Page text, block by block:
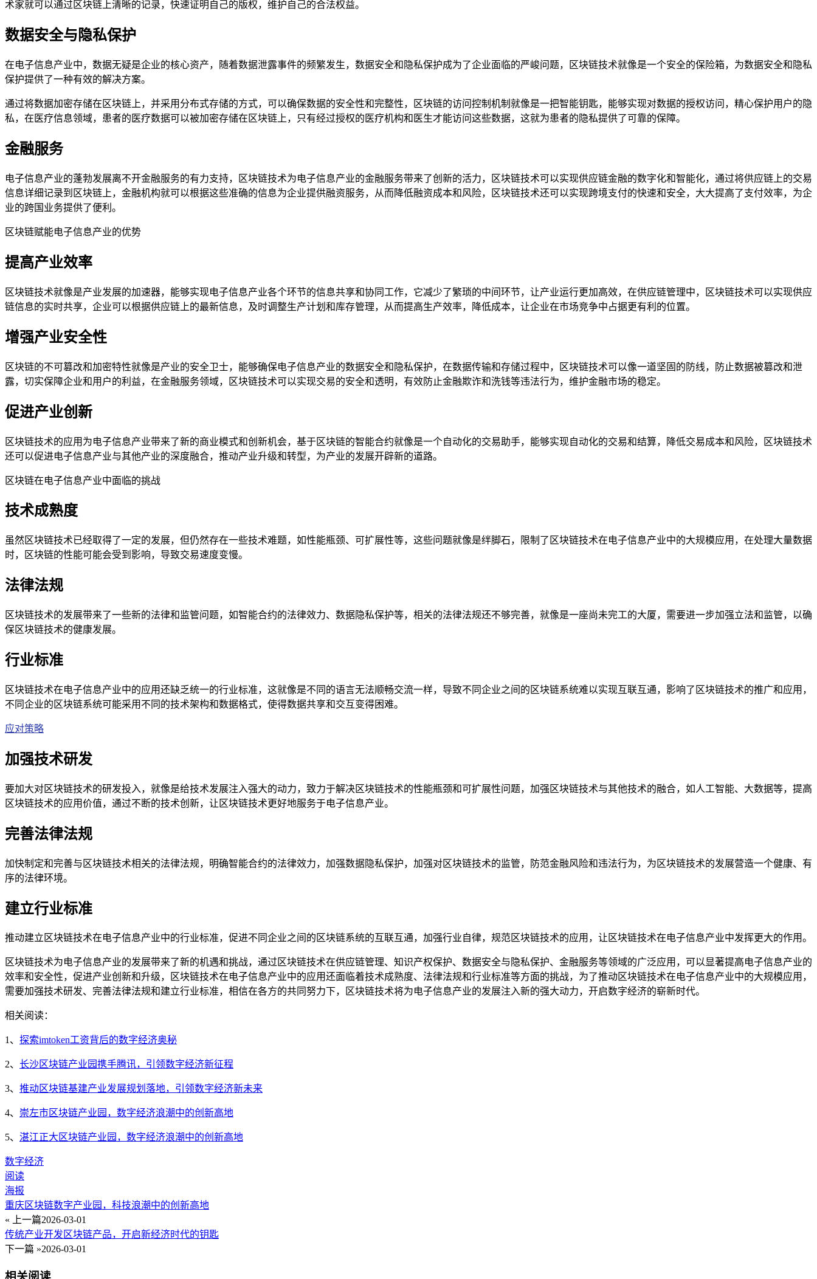
术家就可以通过区块链上清晰的记录，快速证明自己的版权，维护自己的合法权益。
数据安全与隐私保护
在电子信息产业中，数据无疑是企业的核心资产，随着数据泄露事件的频繁发生，数据安全和隐私保护成为了企业面临的严峻问题，区块链技术就像是一个安全的保险箱，为数据安全和隐私
保护提供了一种有效的解决方案。
通过将数据加密存储在区块链上，并采用分布式存储的方式，可以确保数据的安全性和完整性，区块链的访问控制机制就像是一把智能钥匙，能够实现对数据的授权访问，精心保护用户的隐
私，在医疗信息领域，患者的医疗数据可以被加密存储在区块链上，只有经过授权的医疗机构和医生才能访问这些数据，这就为患者的隐私提供了可靠的保障。
金融服务
电子信息产业的蓬勃发展离不开金融服务的有力支持，区块链技术为电子信息产业的金融服务带来了创新的活力，区块链技术可以实现供应链金融的数字化和智能化，通过将供应链上的交易
信息详细记录到区块链上，金融机构就可以根据这些准确的信息为企业提供融资服务，从而降低融资成本和风险，区块链技术还可以实现跨境支付的快速和安全，大大提高了支付效率，为企
业的跨国业务提供了便利。
区块链赋能电子信息产业的优势
提高产业效率
区块链技术就像是产业发展的加速器，能够实现电子信息产业各个环节的信息共享和协同工作，它减少了繁琐的中间环节，让产业运行更加高效，在供应链管理中，区块链技术可以实现供应
链信息的实时共享，企业可以根据供应链上的最新信息，及时调整生产计划和库存管理，从而提高生产效率，降低成本，让企业在市场竞争中占据更有利的位置。
增强产业安全性
区块链的不可篡改和加密特性就像是产业的安全卫士，能够确保电子信息产业的数据安全和隐私保护，在数据传输和存储过程中，区块链技术可以像一道坚固的防线，防止数据被篡改和泄
露，切实保障企业和用户的利益，在金融服务领域，区块链技术可以实现交易的安全和透明，有效防止金融欺诈和洗钱等违法行为，维护金融市场的稳定。
促进产业创新
区块链技术的应用为电子信息产业带来了新的商业模式和创新机会，基于区块链的智能合约就像是一个自动化的交易助手，能够实现自动化的交易和结算，降低交易成本和风险，区块链技术
还可以促进电子信息产业与其他产业的深度融合，推动产业升级和转型，为产业的发展开辟新的道路。
区块链在电子信息产业中面临的挑战
技术成熟度
虽然区块链技术已经取得了一定的发展，但仍然存在一些技术难题，如性能瓶颈、可扩展性等，这些问题就像是绊脚石，限制了区块链技术在电子信息产业中的大规模应用，在处理大量数据
时，区块链的性能可能会受到影响，导致交易速度变慢。
法律法规
区块链技术的发展带来了一些新的法律和监管问题，如智能合约的法律效力、数据隐私保护等，相关的法律法规还不够完善，就像是一座尚未完工的大厦，需要进一步加强立法和监管，以确
保区块链技术的健康发展。
行业标准
区块链技术在电子信息产业中的应用还缺乏统一的行业标准，这就像是不同的语言无法顺畅交流一样，导致不同企业之间的区块链系统难以实现互联互通，影响了区块链技术的推广和应用，
不同企业的区块链系统可能采用不同的技术架构和数据格式，使得数据共享和交互变得困难。
应对策略
加强技术研发
要加大对区块链技术的研发投入，就像是给技术发展注入强大的动力，致力于解决区块链技术的性能瓶颈和可扩展性问题，加强区块链技术与其他技术的融合，如人工智能、大数据等，提高
区块链技术的应用价值，通过不断的技术创新，让区块链技术更好地服务于电子信息产业。
完善法律法规
加快制定和完善与区块链技术相关的法律法规，明确智能合约的法律效力，加强数据隐私保护，加强对区块链技术的监管，防范金融风险和违法行为，为区块链技术的发展营造一个健康、有
序的法律环境。
建立行业标准
推动建立区块链技术在电子信息产业中的行业标准，促进不同企业之间的区块链系统的互联互通，加强行业自律，规范区块链技术的应用，让区块链技术在电子信息产业中发挥更大的作用。
区块链技术为电子信息产业的发展带来了新的机遇和挑战，通过区块链技术在供应链管理、知识产权保护、数据安全与隐私保护、金融服务等领域的广泛应用，可以显著提高电子信息产业的
效率和安全性，促进产业创新和升级，区块链技术在电子信息产业中的应用还面临着技术成熟度、法律法规和行业标准等方面的挑战，为了推动区块链技术在电子信息产业中的大规模应用，
需要加强技术研发、完善法律法规和建立行业标准，相信在各方的共同努力下，区块链技术将为电子信息产业的发展注入新的强大动力，开启数字经济的崭新时代。
相关阅读：
1、 探索imtoken工资背后的数字经济奥秘
2、 长沙区块链产业园携手腾讯，引领数字经济新征程
3、 推动区块链基建产业发展规划落地，引领数字经济新未来
4、 崇左市区块链产业园，数字经济浪潮中的创新高地
5、 湛江正大区块链产业园，数字经济浪潮中的创新高地
数字经济
阅读
海报
重庆区块链数字产业园，科技浪潮中的创新高地
« 上一篇2026-03-01
传统产业开发区块链产品，开启新经济时代的钥匙
下一篇 »2026-03-01
相关阅读